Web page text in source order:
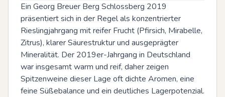
Ein Georg Breuer Berg Schlossberg 2019
präsentiert sich in der Regel als konzentrierter
Rieslingjahrgang mit reifer Frucht (Pfirsich, Mirabelle,
Zitrus), klarer Säurestruktur und ausgeprägter
Mineralität. Der 2019er-Jahrgang in Deutschland
war insgesamt warm und reif, daher zeigen
Spitzenweine dieser Lage oft dichte Aromen, eine
feine Süßebalance und ein deutliches Lagerpotenzial.